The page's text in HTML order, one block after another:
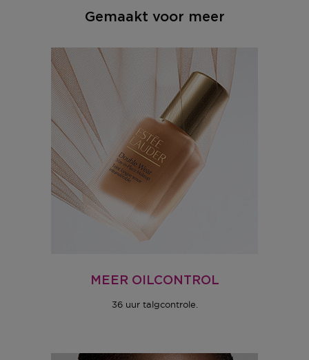
Gemaakt voor meer
MEER OILCONTROL
36 uur talgcontrole.